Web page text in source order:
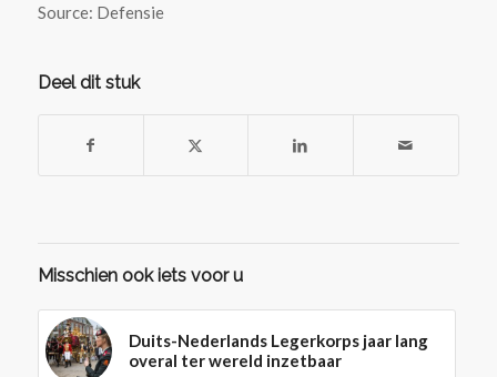
Source: Defensie
Deel dit stuk
Misschien ook iets voor u
Duits-Nederlands Legerkorps jaar lang
overal ter wereld inzetbaar